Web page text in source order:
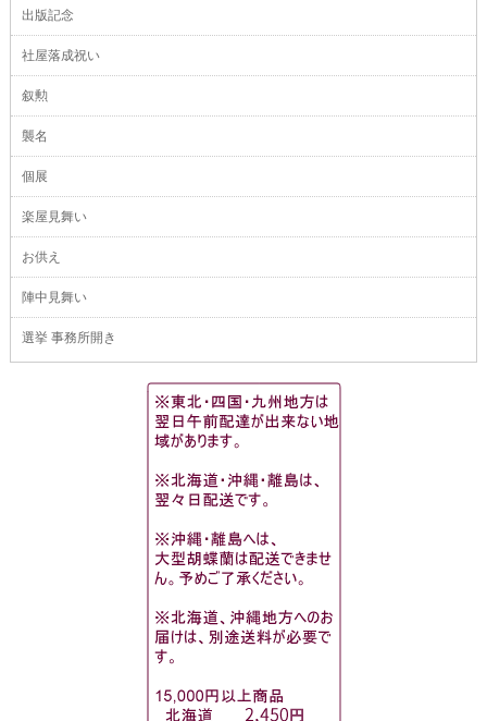
出版記念
社屋落成祝い
叙勲
襲名
個展
楽屋見舞い
お供え
陣中見舞い
選挙 事務所開き